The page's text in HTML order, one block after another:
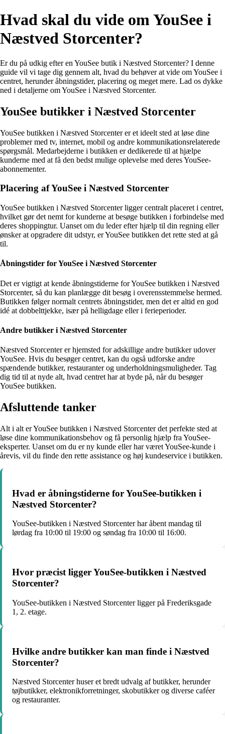
Hvad skal du vide om YouSee i
Næstved Storcenter?
Er du på udkig efter en YouSee butik i Næstved Storcenter? I denne
guide vil vi tage dig gennem alt, hvad du behøver at vide om YouSee i
centret, herunder åbningstider, placering og meget mere. Lad os dykke
ned i detaljerne om YouSee i Næstved Storcenter.
YouSee butikker i Næstved Storcenter
YouSee butikken i Næstved Storcenter er et ideelt sted at løse dine
problemer med tv, internet, mobil og andre kommunikationsrelaterede
spørgsmål. Medarbejderne i butikken er dedikerede til at hjælpe
kunderne med at få den bedst mulige oplevelse med deres YouSee-
abonnementer.
Placering af YouSee i Næstved Storcenter
YouSee butikken i Næstved Storcenter ligger centralt placeret i centret,
hvilket gør det nemt for kunderne at besøge butikken i forbindelse med
deres shoppingtur. Uanset om du leder efter hjælp til din regning eller
ønsker at opgradere dit udstyr, er YouSee butikken det rette sted at gå
til.
Åbningstider for YouSee i Næstved Storcenter
Det er vigtigt at kende åbningstiderne for YouSee butikken i Næstved
Storcenter, så du kan planlægge dit besøg i overensstemmelse hermed.
Butikken følger normalt centrets åbningstider, men det er altid en god
idé at dobbelttjekke, især på helligdage eller i ferieperioder.
Andre butikker i Næstved Storcenter
Næstved Storcenter er hjemsted for adskillige andre butikker udover
YouSee. Hvis du besøger centret, kan du også udforske andre
spændende butikker, restauranter og underholdningsmuligheder. Tag
dig tid til at nyde alt, hvad centret har at byde på, når du besøger
YouSee butikken.
Afsluttende tanker
Alt i alt er YouSee butikken i Næstved Storcenter det perfekte sted at
løse dine kommunikationsbehov og få personlig hjælp fra YouSee-
eksperter. Uanset om du er ny kunde eller har været YouSee-kunde i
årevis, vil du finde den rette assistance og høj kundeservice i butikken.
Hvad er åbningstiderne for YouSee-butikken i
Næstved Storcenter?
YouSee-butikken i Næstved Storcenter har åbent mandag til
lørdag fra 10:00 til 19:00 og søndag fra 10:00 til 16:00.
Hvor præcist ligger YouSee-butikken i Næstved
Storcenter?
YouSee-butikken i Næstved Storcenter ligger på Frederiksgade
1, 2. etage.
Hvilke andre butikker kan man finde i Næstved
Storcenter?
Næstved Storcenter huser et bredt udvalg af butikker, herunder
tøjbutikker, elektronikforretninger, skobutikker og diverse caféer
og restauranter.